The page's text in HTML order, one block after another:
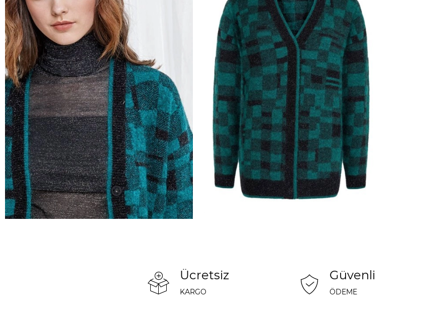
Ücretsiz
KARGO
Güvenli
ÖDEME